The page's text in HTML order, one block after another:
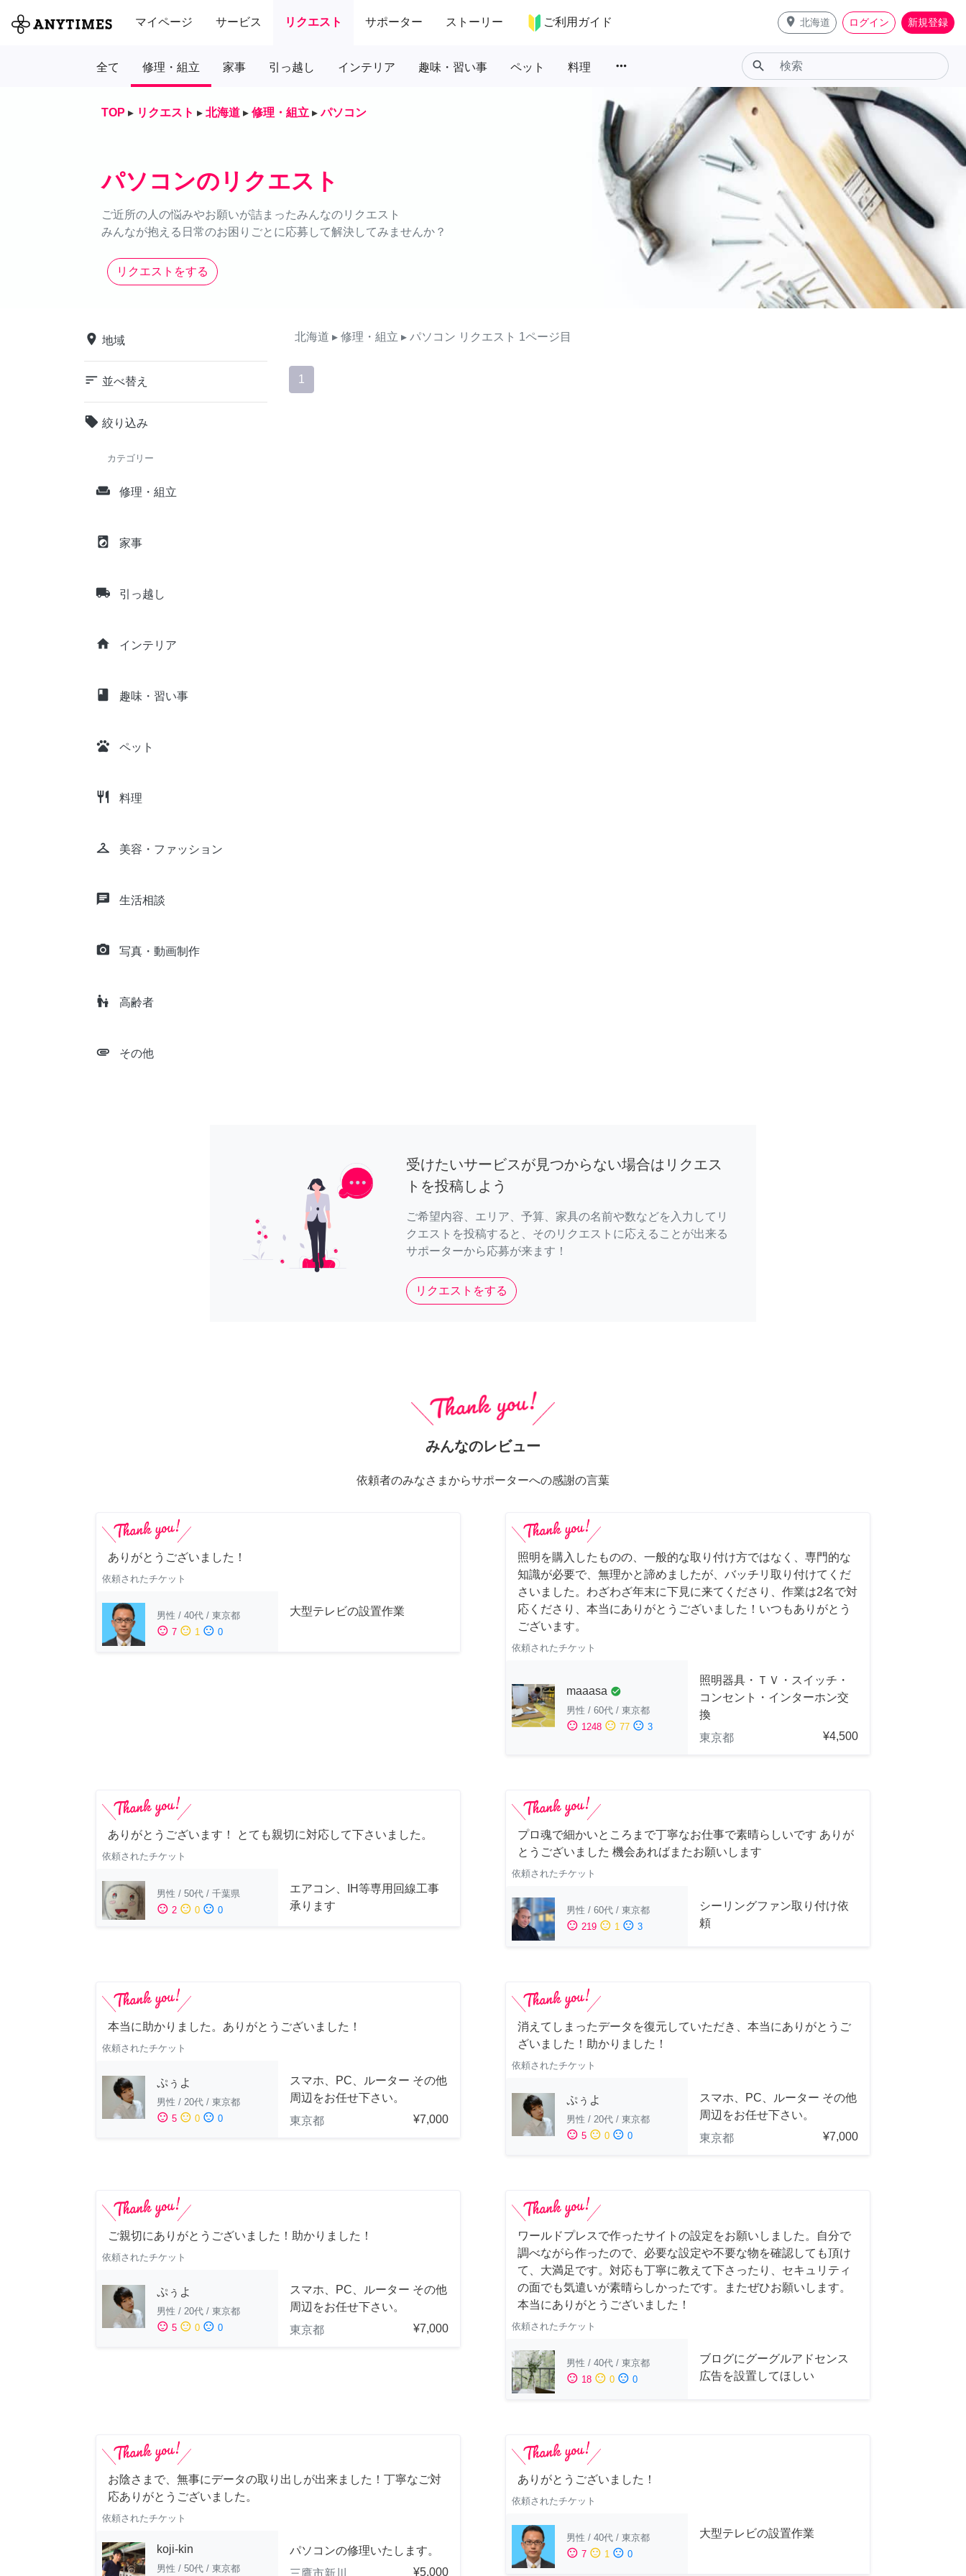
マイページ サービス リクエスト サポーター ストーリー ご利用ガイド place 北海道 ログイン 新規登録
全て 修理・組立 家事 引っ越し インテリア 趣味・習い事 ペット 料理 more_horiz search
TOP ▸ リクエスト ▸ 北海道 ▸ 修理・組立 ▸ パソコン
パソコンのリクエスト
ご近所の人の悩みやお願いが詰まったみんなのリクエスト
みんなが抱える日常のお困りごとに応募して解決してみませんか？
リクエストをする
place 地域
sort 並べ替え
local_offer 絞り込み
カテゴリー
weekend 修理・組立
local_laundry_service 家事
local_shipping 引っ越し
home インテリア
class 趣味・習い事
pets ペット
restaurant 料理
checkroom 美容・ファッション
chat 生活相談
camera_alt 写真・動画制作
escalator_warning 高齢者
attachment その他
北海道 ▸ 修理・組立 ▸ パソコン リクエスト 1ページ目
1
受けたいサービスが見つからない場合はリクエス
トを投稿しよう
ご希望内容、エリア、予算、家具の名前や数などを入力してリ
クエストを投稿すると、そのリクエストに応えることが出来る
サポーターから応募が来ます！
リクエストをする
みんなのレビュー
依頼者のみなさまからサポーターへの感謝の言葉
ありがとうございました！
依頼されたチケット
男性 / 40代 / 東京都
sentiment_satisfied 7 sentiment_neutral 1 sentiment_dissatisfied 0
大型テレビの設置作業
照明を購入したものの、一般的な取り付け方ではなく、専門的な
知識が必要で、無理かと諦めましたが、バッチリ取り付けてくだ
さいました。わざわざ年末に下見に来てくださり、作業は2名で対
応くださり、本当にありがとうございました！いつもありがとう
ございます。
依頼されたチケット
maaasa check_circle
男性 / 60代 / 東京都
sentiment_satisfied 1248 sentiment_neutral 77 sentiment_dissatisfied 3
照明器具・ＴＶ・スイッチ・
コンセント・インターホン交
換
東京都
¥4,500
ありがとうございます！ とても親切に対応して下さいました。
依頼されたチケット
男性 / 50代 / 千葉県
sentiment_satisfied 2 sentiment_neutral 0 sentiment_dissatisfied 0
エアコン、IH等専用回線工事
承ります
プロ魂で細かいところまで丁寧なお仕事で素晴らしいです ありが
とうございました 機会あればまたお願いします
依頼されたチケット
男性 / 60代 / 東京都
sentiment_satisfied 219 sentiment_neutral 1 sentiment_dissatisfied 3
シーリングファン取り付け依
頼
本当に助かりました。ありがとうございました！
依頼されたチケット
ぷぅよ
男性 / 20代 / 東京都
sentiment_satisfied 5 sentiment_neutral 0 sentiment_dissatisfied 0
スマホ、PC、ルーター その他
周辺をお任せ下さい。
東京都
¥7,000
消えてしまったデータを復元していただき、本当にありがとうご
ざいました！助かりました！
依頼されたチケット
ぷぅよ
男性 / 20代 / 東京都
sentiment_satisfied 5 sentiment_neutral 0 sentiment_dissatisfied 0
スマホ、PC、ルーター その他
周辺をお任せ下さい。
東京都
¥7,000
ご親切にありがとうございました！助かりました！
依頼されたチケット
ぷぅよ
男性 / 20代 / 東京都
sentiment_satisfied 5 sentiment_neutral 0 sentiment_dissatisfied 0
スマホ、PC、ルーター その他
周辺をお任せ下さい。
東京都
¥7,000
ワールドプレスで作ったサイトの設定をお願いしました。自分で
調べながら作ったので、必要な設定や不要な物を確認しても頂け
て、大満足です。対応も丁寧に教えて下さったり、セキュリティ
の面でも気遣いが素晴らしかったです。またぜひお願いします。
本当にありがとうございました！
依頼されたチケット
男性 / 40代 / 東京都
sentiment_satisfied 18 sentiment_neutral 0 sentiment_dissatisfied 0
ブログにグーグルアドセンス
広告を設置してほしい
お陰さまで、無事にデータの取り出しが出来ました！丁寧なご対
応ありがとうございました。
依頼されたチケット
koji-kin
男性 / 50代 / 東京都
パソコンの修理いたします。
三鷹市新川
¥5,000
ありがとうございました！
依頼されたチケット
男性 / 40代 / 東京都
sentiment_satisfied 7 sentiment_neutral 1 sentiment_dissatisfied 0
大型テレビの設置作業